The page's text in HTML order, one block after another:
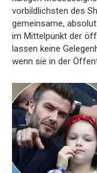
vorbildlichsten des
gemeinsame,
im Mittelpunkt der
lassen keine
wenn sie in der